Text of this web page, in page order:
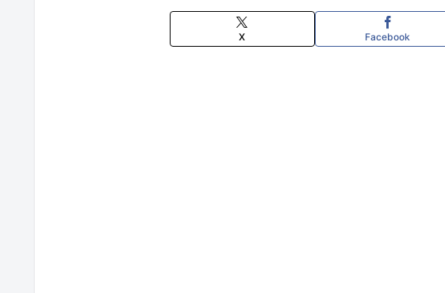
X Facebook